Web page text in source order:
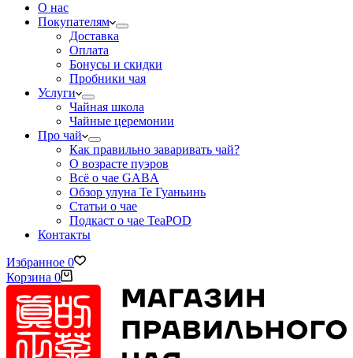
О нас
Покупателям
Доставка
Оплата
Бонусы и скидки
Пробники чая
Услуги
Чайная школа
Чайные церемонии
Про чай
Как правильно заваривать чай?
О возрасте пуэров
Всё о чае GABA
Обзор улуна Те Гуаньинь
Статьи о чае
Подкаст о чае TeaPOD
Контакты
Избранное 0
Корзина 0